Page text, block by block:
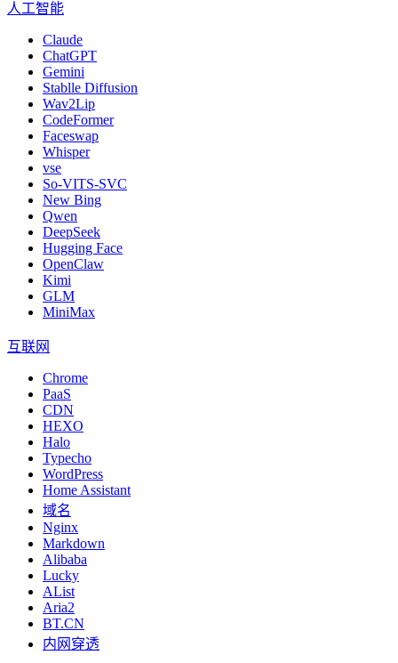
人工智能
Claude
ChatGPT
Gemini
Stablle Diffusion
Wav2Lip
CodeFormer
Faceswap
Whisper
vse
So-VITS-SVC
New Bing
Qwen
DeepSeek
Hugging Face
OpenClaw
Kimi
GLM
MiniMax
互联网
Chrome
PaaS
CDN
HEXO
Halo
Typecho
WordPress
Home Assistant
域名
Nginx
Markdown
Alibaba
Lucky
AList
Aria2
BT.CN
内网穿透